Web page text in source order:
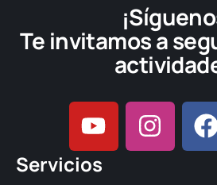
Te invitamos a
Servicios